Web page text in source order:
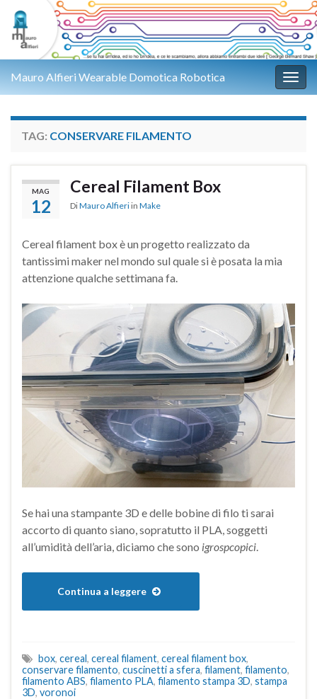
Mauro Alfieri Wearable Domotica Robotica
TAG: CONSERVARE FILAMENTO
MAG
12
Cereal Filament Box
DiMauro Alfieri in Make
Cereal filament box è un progetto realizzato da
tantissimi maker nel mondo sul quale si è posata la mia
attenzione qualche settimana fa.
Se hai una stampante 3D e delle bobine di filo ti sarai
accorto di quanto siano, sopratutto il PLA, soggetti
all’umidità dell’aria, diciamo che sono igrospcopici.
Continua a leggere
box, cereal, cereal filament, cereal filament box,
conservare filamento, cuscinetti a sfera, filament, filamento,
filamento ABS, filamento PLA, filamento stampa 3D, stampa
3D, voronoi